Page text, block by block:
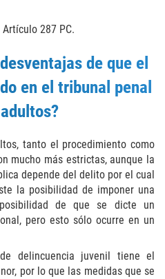
ORDER
287 PC.
de que el
en el tribunal penal
tanto el procedimiento como
mucho más estrictas, aunque la
depende del delito por el cual
la posibilidad de imponer una
de que se dicte un
pero esto sólo ocurre en un
delincuencia juvenil tiene el
por lo que las medidas que se